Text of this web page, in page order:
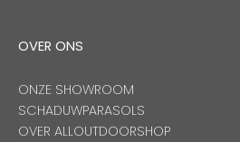
OVER ONS
ONZE SHOWROOM
SCHADUWPARASOLS
OVER ALLOUTDOORSHOP